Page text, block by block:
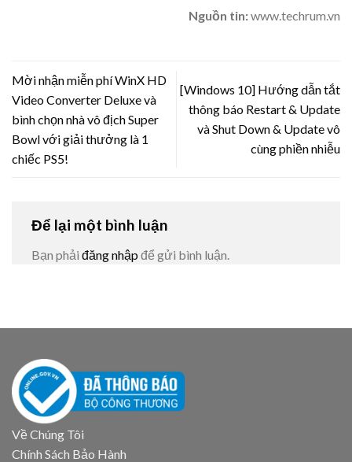
Nguồn tin:www.techrum.vn
Mời nhận miễn phí WinX HD
Video Converter Deluxe và
bình chọn nhà vô địch Super
Bowl với giải thưởng là 1
chiếc PS5!
[Windows 10] Hướng dẫn tắt
thông báo Restart & Update
và Shut Down & Update vô
cùng phiền nhiễu
Để lại một bình luận
Bạn phải đăng nhập để gửi bình luận.
Về Chúng Tôi
Chính Sách Bảo Hành